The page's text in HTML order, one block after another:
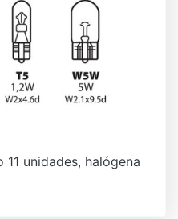
unidades, halógena